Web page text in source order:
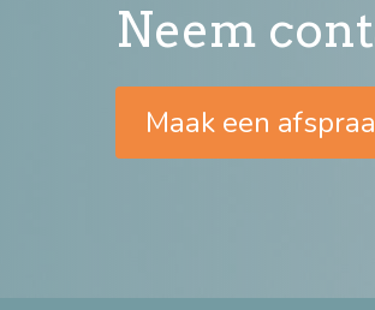
Neem
Maak een